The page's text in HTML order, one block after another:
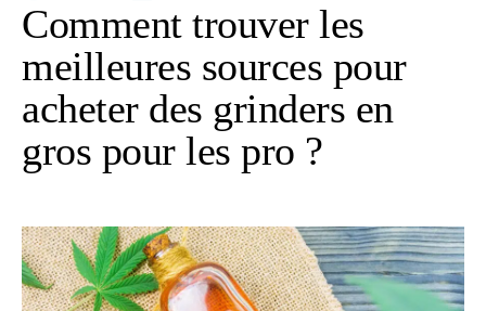
Comment trouver les
meilleures sources pour
acheter des grinders en
gros pour les pro ?